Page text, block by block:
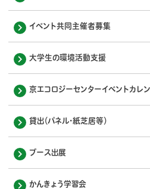
イベント共同主催者募集
大学生の環境活動支援
京エコロジーセンターイベントカレ
貸出（パネル・紙芝居等）
ブース出展
かんきょう学習会